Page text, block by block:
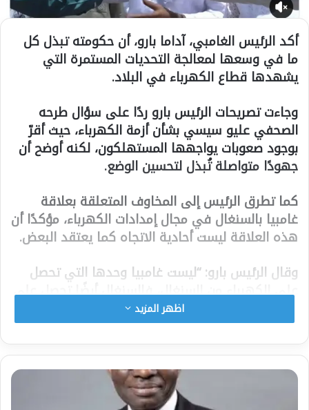
أكد الرئيس الغامبي، آداما بارو، أن حكومته تبذل كل
ما في وسعها لمعالجة التحديات المستمرة التي
يشهدها قطاع الكهرباء في البلاد.
وجاءت تصريحات الرئيس بارو ردًا على سؤال طرحه
الصحفي عليو سيسي بشأن أزمة الكهرباء، حيث أقرّ
بوجود صعوبات يواجهها المستهلكون، لكنه أوضح أن
جهودًا متواصلة تُبذل لتحسين الوضع.
كما تطرق الرئيس إلى المخاوف المتعلقة بعلاقة
غامبيا بالسنغال في مجال إمدادات الكهرباء، مؤكدًا أن
هذه العلاقة ليست أحادية الاتجاه كما يعتقد البعض.
وقال الرئيس بارو: “ليست غامبيا وحدها التي تحصل
على الكهرباء من السنغال، فالسنغال أيضًا تحصل على
وأشار إلى أن تبادل الكهرباء يتم في إطار شبكات
الطاقة الإقليمية المترابطة، حيث يمكن للدول أن تزود
بعضها البعض بالكهرباء أو تستقبلها وفقًا لمستويات
الطلب وتوافر الطاقة.
اظهر المزيد